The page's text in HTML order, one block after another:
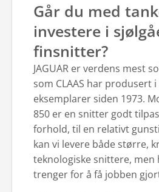
Går du med
investere i
finsnitter?
JAGUAR er verdens mest
som CLAAS har produsert
eksemplarer siden 1973.
850 er en snitter godt
forhold, til en relativt
kan vi levere både større,
teknologiske snittere, men
trenger for å få jobben